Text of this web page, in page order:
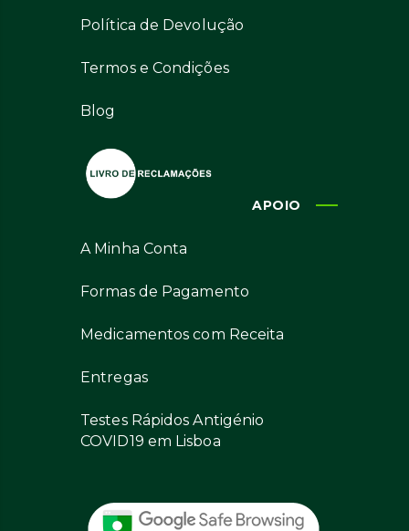
Política de Devolução
Termos e Condições
Blog
APOIO
A Minha Conta
Formas de Pagamento
Medicamentos com Receita
Entregas
Testes Rápidos Antigénio
COVID19 em Lisboa